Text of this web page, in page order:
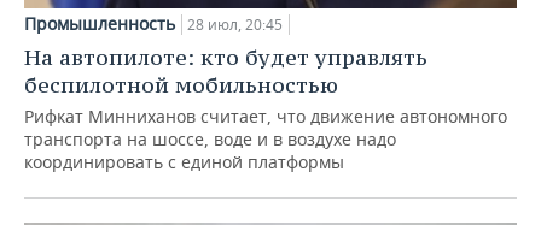
Промышленность 28 июл, 20:45
На автопилоте: кто будет управлять
беспилотной мобильностью
Рифкат Минниханов считает, что движение автономного
транспорта на шоссе, воде и в воздухе надо
координировать с единой платформы